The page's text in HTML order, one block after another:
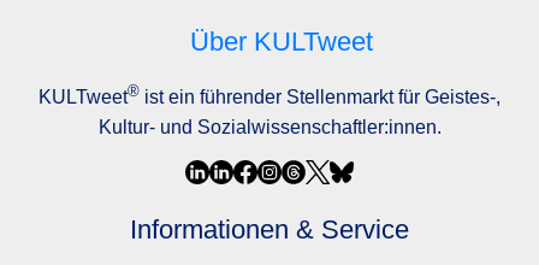
Über KULTweet
KULTweet® ist ein führender Stellenmarkt für Geistes-,
Kultur- und Sozialwissenschaftler:innen.
Informationen & Service